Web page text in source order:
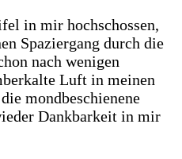
in mir hochschossen,
Spaziergang durch die
nach wenigen
Luft in meinen
mondbeschienene
Dankbarkeit in mir